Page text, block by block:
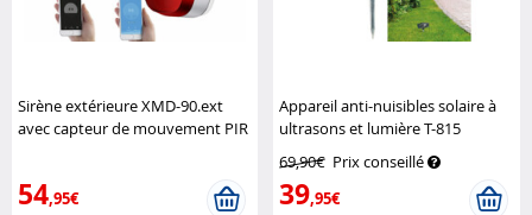
Sirène extérieure XMD-90.ext
avec capteur de mouvement PIR
54,95€
Appareil anti-nuisibles solaire à
ultrasons et lumière T-815
69,90€ Prix conseillé
39,95€